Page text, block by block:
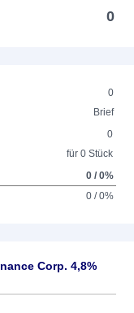
0
0
Brief
0
für 0 Stück
0 / 0%
0 / 0%
Corp. 4,8%